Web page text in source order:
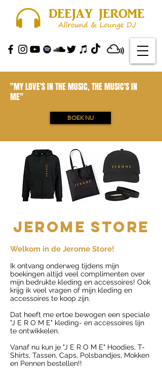
"MY LOVE'S IN THE MUSIC, THE MUSIC'S IN
ME"
BOEK NU
JEROME STORE
Welkom in de Jerome Store!
Ik ontvang onderweg tijdens mijn
boekingen altijd veel complimenten over
mijn bedrukte kleding en accessoires! Ook
krijg ik veel vragen of mijn kleding en
accessoires te koop zijn.
Dat heeft me ertoe bewogen een speciale
"J E R O M E" kleding- en accessoires lijn
te ontwikkelen.
Vanaf nu kun je "J E R O M E" Hoodies, T-
Shirts, Tassen, Caps, Polsbandjes, Mokken
en Pennen bestellen!!